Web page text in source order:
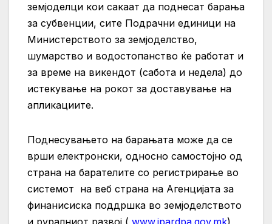
земјоделци кои сакаат да поднесат барања
за субвенции, сите Подрачни единици на
Министерството за земјоделство,
шумарство и водостопанство ќе работат и
за време на викендот (сабота и недела) до
истекување на рокот за доставување на
апликациите.
Поднесувањето на барањата може да се
врши електронски, односно самостојно од
страна на барателите со регистрирање во
системот на веб страна на Агенцијата за
финанисиска поддршка во земјоделството